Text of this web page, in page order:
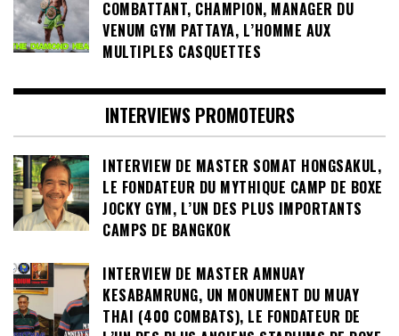
COMBATTANT, CHAMPION, MANAGER DU
VENUM GYM PATTAYA, L’HOMME AUX
MULTIPLES CASQUETTES
INTERVIEWS PROMOTEURS
INTERVIEW DE MASTER SOMAT HONGSAKUL,
LE FONDATEUR DU MYTHIQUE CAMP DE BOXE
JOCKY GYM, L’UN DES PLUS IMPORTANTS
CAMPS DE BANGKOK
INTERVIEW DE MASTER AMNUAY
KESABAMRUNG, UN MONUMENT DU MUAY
THAI (400 COMBATS), LE FONDATEUR DE